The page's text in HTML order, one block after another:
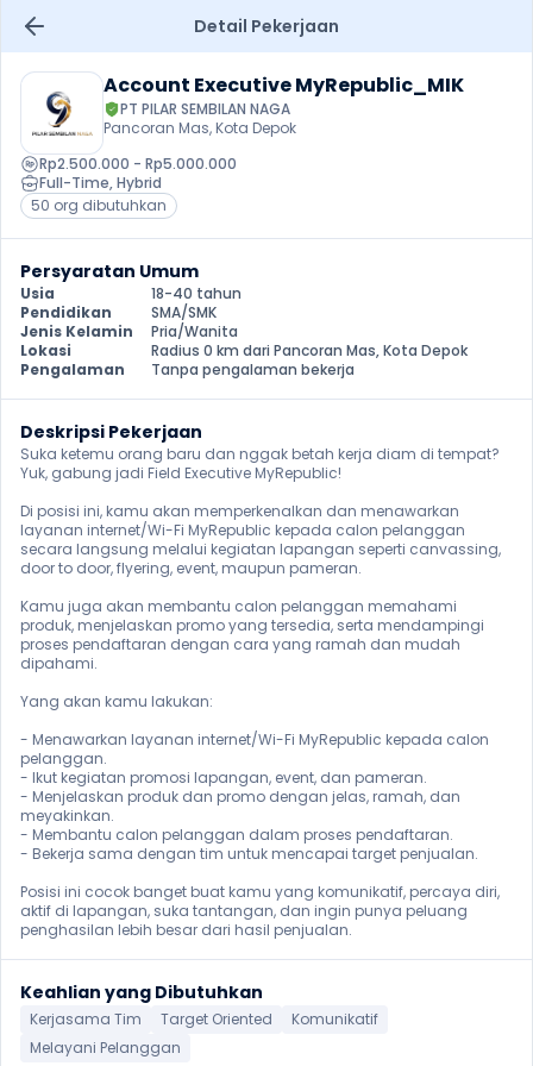
Detail Pekerjaan
Account Executive MyRepublic_MIK
PT PILAR SEMBILAN NAGA
Pancoran Mas, Kota Depok
Rp2.500.000 - Rp5.000.000
Full-Time, Hybrid
50 org dibutuhkan
Persyaratan Umum
Usia
18-40 tahun
Pendidikan
SMA/SMK
Jenis Kelamin
Pria/Wanita
Lokasi
Radius 0 km dari Pancoran Mas, Kota Depok
Pengalaman
Tanpa pengalaman bekerja
Deskripsi Pekerjaan
Suka ketemu orang baru dan nggak betah kerja diam di tempat?
Yuk, gabung jadi Field Executive MyRepublic!
Di posisi ini, kamu akan memperkenalkan dan menawarkan
layanan internet/Wi-Fi MyRepublic kepada calon pelanggan
secara langsung melalui kegiatan lapangan seperti canvassing,
door to door, flyering, event, maupun pameran.
Kamu juga akan membantu calon pelanggan memahami
produk, menjelaskan promo yang tersedia, serta mendampingi
proses pendaftaran dengan cara yang ramah dan mudah
dipahami.
Yang akan kamu lakukan:
- Menawarkan layanan internet/Wi-Fi MyRepublic kepada calon
pelanggan.
- Ikut kegiatan promosi lapangan, event, dan pameran.
- Menjelaskan produk dan promo dengan jelas, ramah, dan
meyakinkan.
- Membantu calon pelanggan dalam proses pendaftaran.
- Bekerja sama dengan tim untuk mencapai target penjualan.
Posisi ini cocok banget buat kamu yang komunikatif, percaya diri,
aktif di lapangan, suka tantangan, dan ingin punya peluang
penghasilan lebih besar dari hasil penjualan.
Keahlian yang Dibutuhkan
Kerjasama Tim Target Oriented
Komunikatif
Melayani Pelanggan